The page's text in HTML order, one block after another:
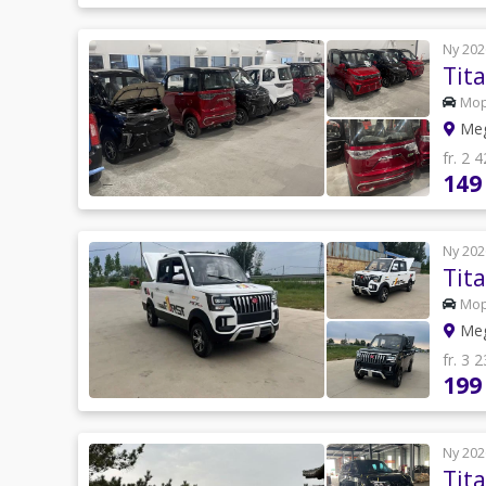
Ny
fr. 2
Ny
fr. 3
Ny